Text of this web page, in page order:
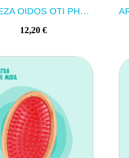
LIMPIEZA OIDOS OTI PHARMA 100ML JTPHARMA
12,20 €